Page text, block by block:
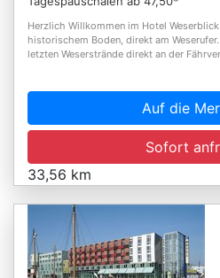
Herzlich Willkommen im Hotel
historischem Boden, direkt am
letzten Weserstrände direkt an der
Auf die
Sofort
33,56 km